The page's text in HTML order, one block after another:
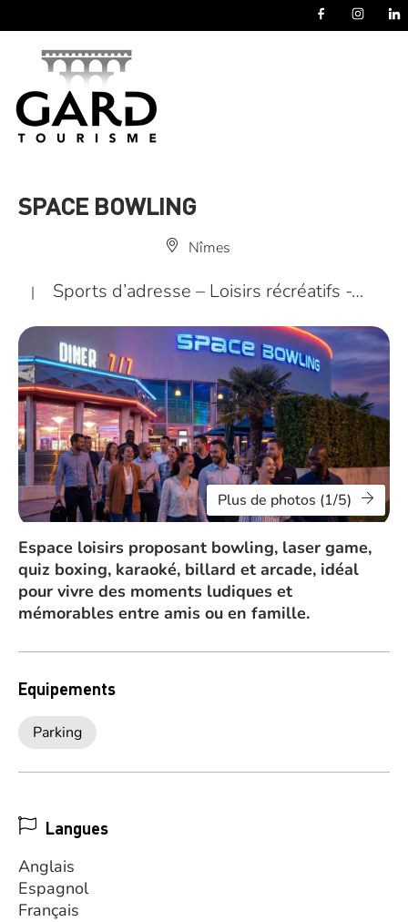
SPACE BOWLING
Nîmes
| Sports d’adresse – Loisirs récréatifs -…
Plus de photos (1/5)
Espace loisirs proposant bowling, laser game,
quiz boxing, karaoké, billard et arcade, idéal
pour vivre des moments ludiques et
mémorables entre amis ou en famille.
Equipements
Parking
Langues
Anglais
Espagnol
Français